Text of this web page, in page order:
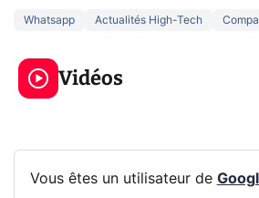
Whatsapp Actualités High-Tech
Vidéos
3 écrans en 1 pour
319€ ? Voici L'AOC
CQ32G4ZA !
Vous êtes un utilisateur de